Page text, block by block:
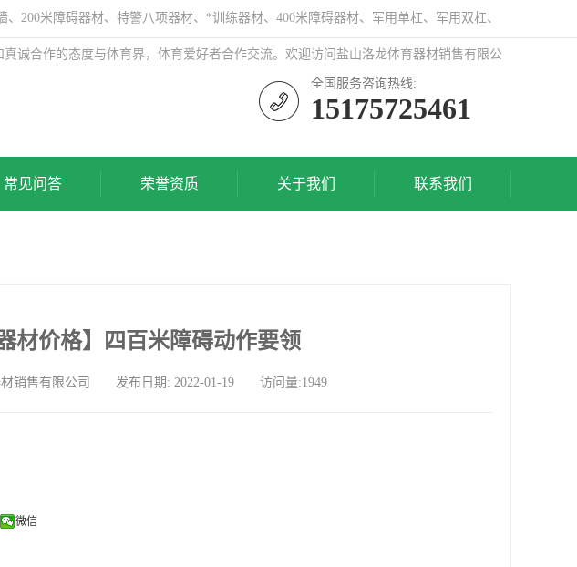
200米障碍器材、特警八项器材、*训练器材、400米障碍器材、军用单杠、军用双杠、
诚合作的态度与体育界，体育爱好者合作交流。欢迎访问盐山洛龙体育器材销售有限公
全国服务咨询热线:
15175725461
常见问答 荣誉资质 关于我们 联系我们
材价格】四百米障碍动作要领
材销售有限公司 发布日期: 2022-01-19 访问量:1949
微信